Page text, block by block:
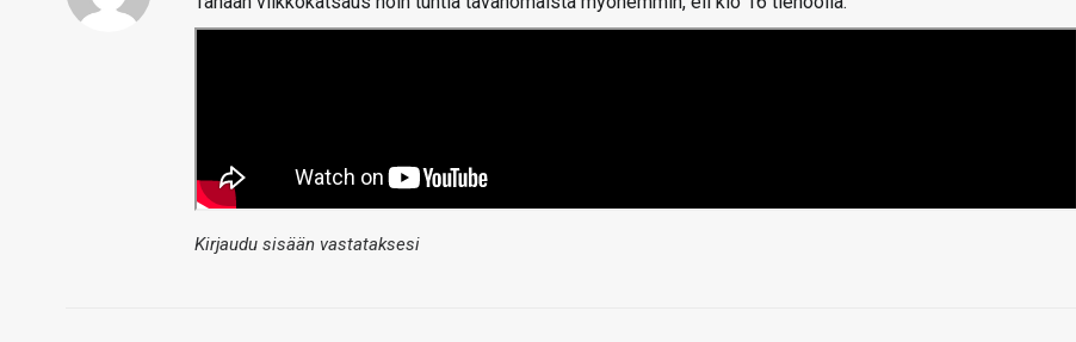
Kirjaudu sisään vastataksesi